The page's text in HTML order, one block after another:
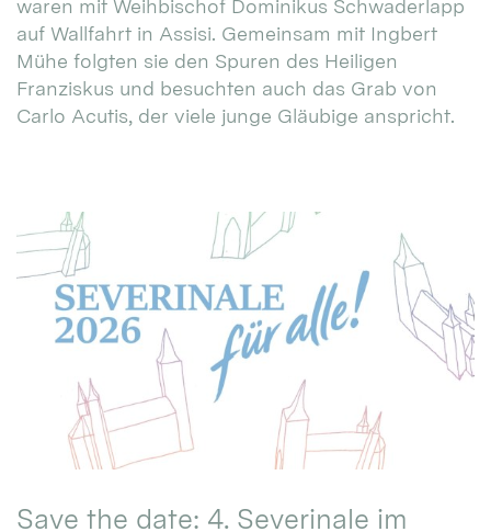
waren mit Weihbischof Dominikus Schwaderlapp
auf Wallfahrt in Assisi. Gemeinsam mit Ingbert
Mühe folgten sie den Spuren des Heiligen
Franziskus und besuchten auch das Grab von
Carlo Acutis, der viele junge Gläubige anspricht.
Save the date: 4. Severinale im